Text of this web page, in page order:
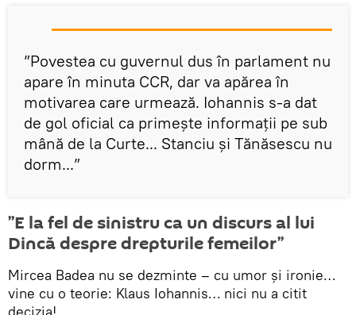
”Povestea cu guvernul dus în parlament nu
apare în minuta CCR, dar va apărea în
motivarea care urmează. Iohannis s-a dat
de gol oficial ca primește informații pe sub
mână de la Curte... Stanciu și Tănăsescu nu
dorm...”
”E la fel de sinistru ca un discurs al lui
Dincă despre drepturile femeilor”
Mircea Badea nu se dezminte – cu umor și ironie…
vine cu o teorie: Klaus Iohannis… nici nu a citit
decizia!